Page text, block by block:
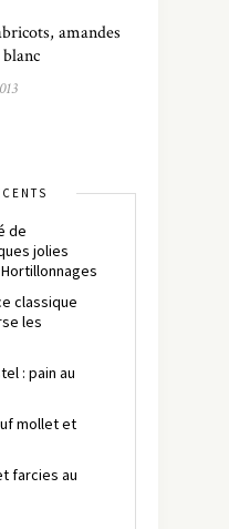
amandes
de
jolies
classique
les
: pain au
mollet et
farcies au